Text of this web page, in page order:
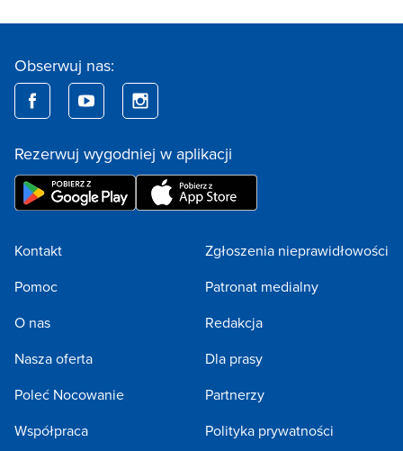
Obserwuj nas:
Rezerwuj wygodniej w aplikacji
Kontakt
Pomoc
O nas
Nasza oferta
Poleć Nocowanie
Współpraca
Zgłoszenia nieprawidłowości
Patronat medialny
Redakcja
Dla prasy
Partnerzy
Polityka prywatności